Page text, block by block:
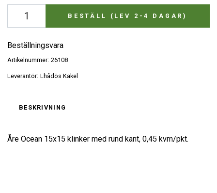
BESTÄLL (LEV 2-4 DAGAR)
Beställningsvara
Artikelnummer: 26108
Leverantör: Lhådös Kakel
BESKRIVNING
Åre Ocean 15x15 klinker med rund kant, 0,45 kvm/pkt.